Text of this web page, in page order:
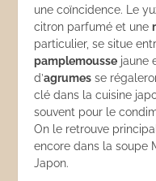
une coïncidence. Le
citron parfumé et une
particulier, se situe
pamplemousse jaune
d’agrumes se
clé dans la cuisine
souvent pour le
On le retrouve
encore dans la soupe
Japon.